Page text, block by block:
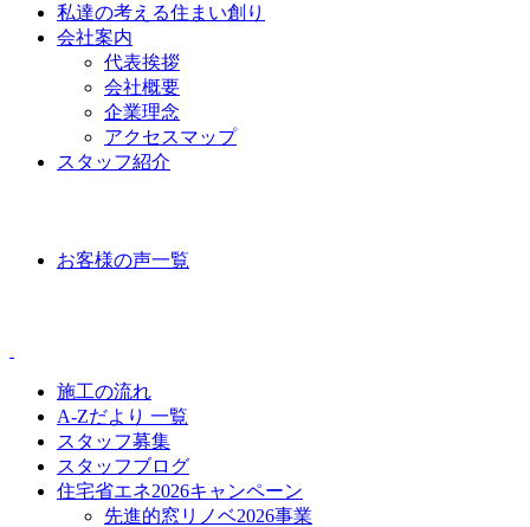
私達の考える住まい創り
会社案内
代表挨拶
会社概要
企業理念
アクセスマップ
スタッフ紹介
お客様の声一覧
施工の流れ
A-Zだより 一覧
スタッフ募集
スタッフブログ
住宅省エネ2026キャンペーン
先進的窓リノベ2026事業